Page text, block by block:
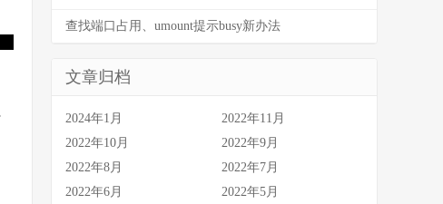
查找端口占用、umount提示busy新办法
文章归档
2024年1月
2022年11月
2022年10月
2022年9月
2022年8月
2022年7月
2022年6月
2022年5月